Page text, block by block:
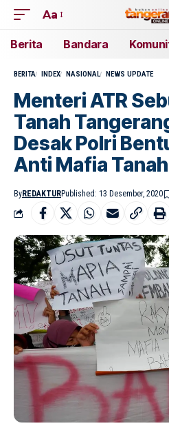
Aa
Berita Bandara
BERITA INDEX NASIONAL NEWS UPDATE
Menteri ATR
Tanah
Desak Polri
Anti Mafia Tanah
ByREDAKTURPublished: 13 Desember, 2020